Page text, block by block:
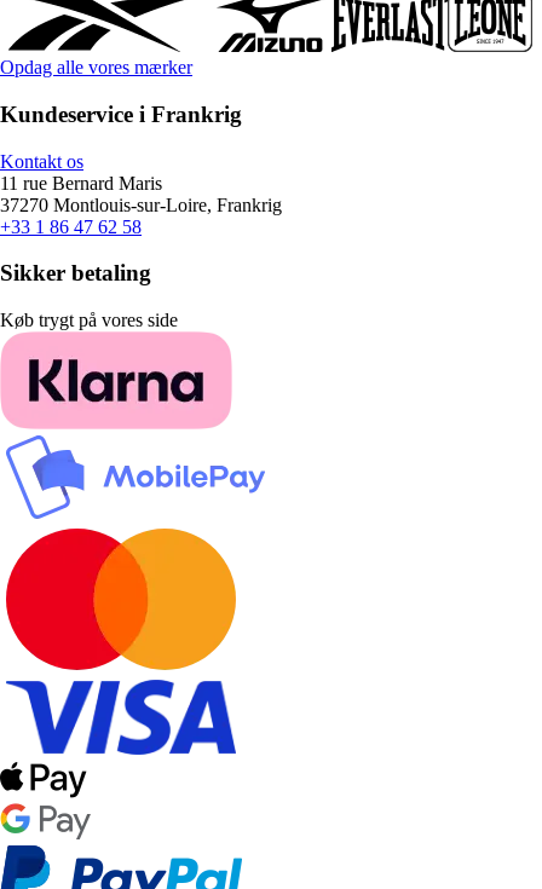
Opdag alle vores mærker
Kundeservice i Frankrig
Kontakt os
11 rue Bernard Maris
37270 Montlouis-sur-Loire, Frankrig
+33 1 86 47 62 58
Sikker betaling
Køb trygt på vores side